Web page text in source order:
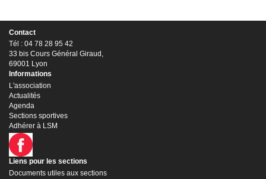
Contact
Tél : 04 78 28 95 42
33 bis Cours Général Giraud,
69001 Lyon
Informations
L'association
Actualités
Agenda
Sections sportives
Adhérer à LSM
Liens pour les sections
Documents utiles aux sections